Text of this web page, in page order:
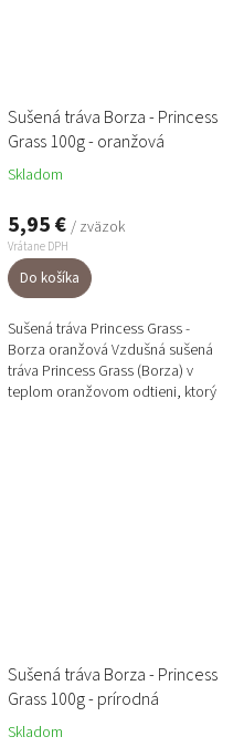
Sušená tráva Borza - Princess
Grass 100g - oranžová
Skladom
5,95 € / zväzok
Vrátane DPH
Do košíka
Sušená tráva Princess Grass -
Borza oranžová Vzdušná sušená
tráva Princess Grass (Borza) v
teplom oranžovom odtieni, ktorý
Sušená tráva Borza - Princess
Grass 100g - prírodná
Skladom